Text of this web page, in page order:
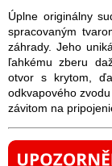
Úplne originálny
spracovaným
záhrady. Jeho
ľahkému zberu
otvor s krytom,
odkvapového
závitom na